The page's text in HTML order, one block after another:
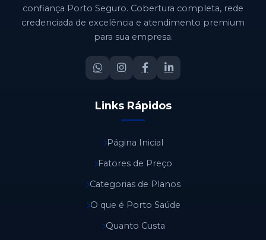
confiança Porto Seguro. Cobertura completa, rede
credenciada de excelência e atendimento premium
para sua empresa.
Links Rápidos
Página Inicial
Fatores de Preço
Categorias de Planos
O que é Porto Saúde
Quanto Custa